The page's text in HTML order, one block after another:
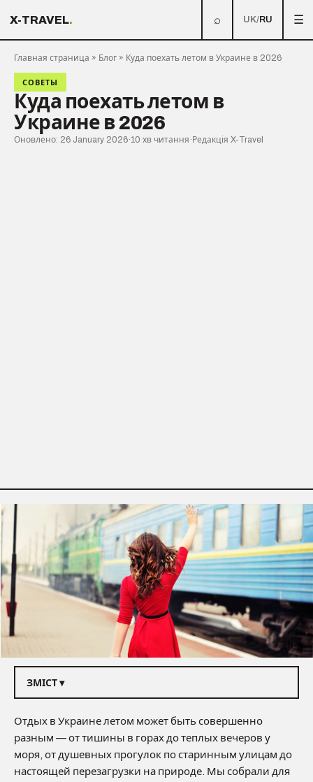
X-TRAVEL. UK/RU
⌕ ☰
Главная страница » Блог » Куда поехать летом в Украине в 2026
СОВЕТЫ
Куда поехать летом в
Украине в 2026
Оновлено: 26 January 2026·10 хв читання · Редакція X-Travel
ЗМІСТ ▾
Отдых в Украине летом может быть совершенно
разным — от тишины в горах до теплых вечеров у
моря, от душевных прогулок по старинным улицам до
настоящей перезагрузки на природе. Мы собрали для